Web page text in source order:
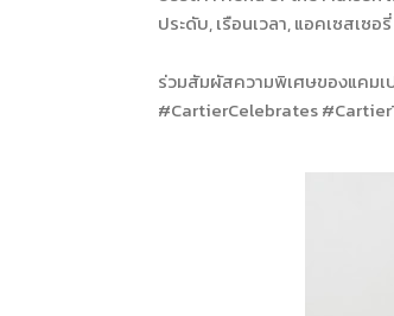
ประดับ, เรือนเวลา, แอคเซสเ
ร่วมสัมผัสความพิเศษของแคมเ
#CartierCelebrates